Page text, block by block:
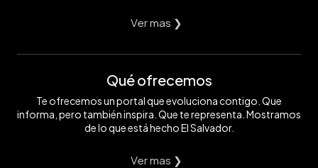
Ver mas ❯
Qué ofrecemos
Te ofrecemos un portal que evoluciona contigo. Que
informa, pero también inspira. Que te representa. Mostramos
de lo que está hecho El Salvador.
Ver mas ❯